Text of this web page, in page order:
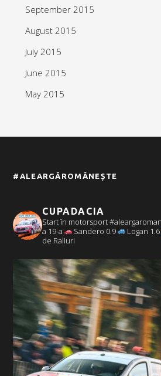
September 2015
August 2015
July 2015
June 2015
May 2015
#ALEARGĂROMÂNEȘTE
CUPADACIA
Start în motorsport
a 19-a
Sandero 0.9 Logan 1.6
de Raliuri